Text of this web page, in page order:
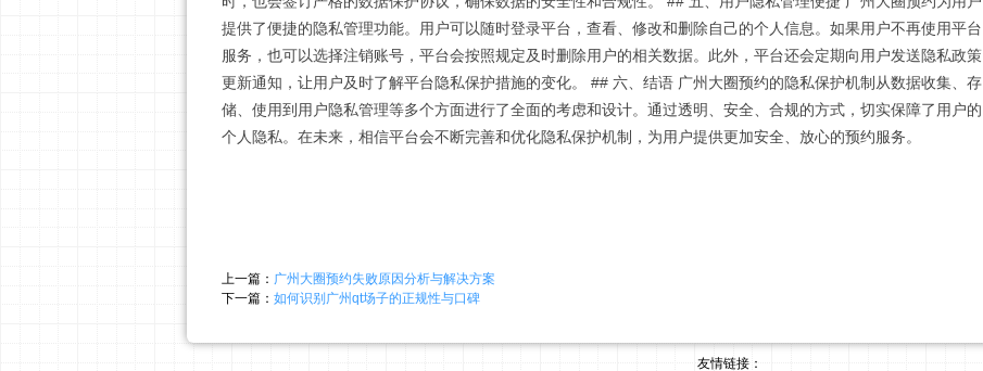
提供了便捷的隐私管理功能。用户可以随时登录平台，查看、修改和删除自己的个人信息。如果用户不再使用平台
服务，也可以选择注销账号，平台会按照规定及时删除用户的相关数据。此外，平台还会定期向用户发送隐私政策
更新通知，让用户及时了解平台隐私保护措施的变化。 ## 六、结语 广州大圈预约的隐私保护机制从数据收集、存
储、使用到用户隐私管理等多个方面进行了全面的考虑和设计。通过透明、安全、合规的方式，切实保障了用户的
个人隐私。在未来，相信平台会不断完善和优化隐私保护机制，为用户提供更加安全、放心的预约服务。
上一篇： 广州大圈预约失败原因分析与解决方案
下一篇： 如何识别广州qt场子的正规性与口碑
友情链接：